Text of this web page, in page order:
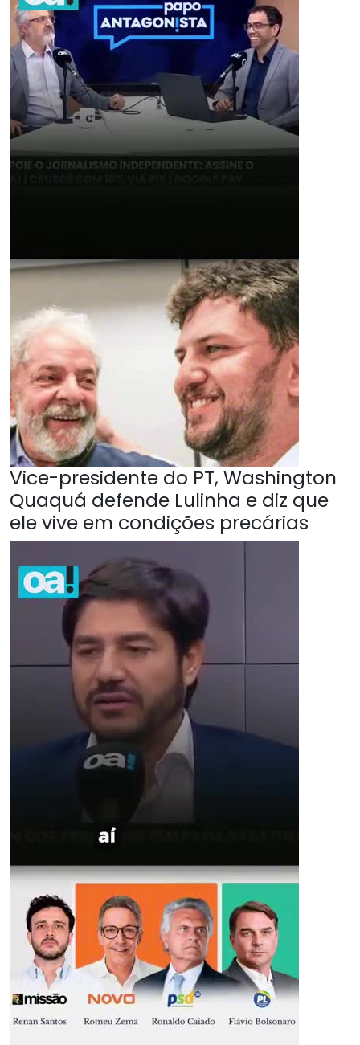
Vice-presidente do PT, Washington
Quaquá defende Lulinha e diz que
ele vive em condições precárias